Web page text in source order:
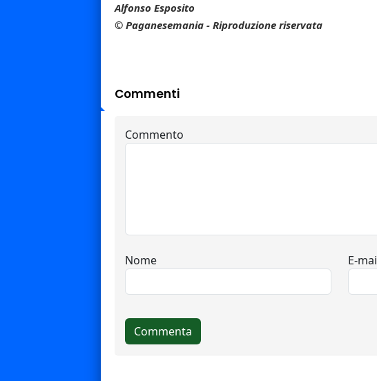
Alfonso Esposito
© Paganesemania - Riproduzione riservata
Commenti